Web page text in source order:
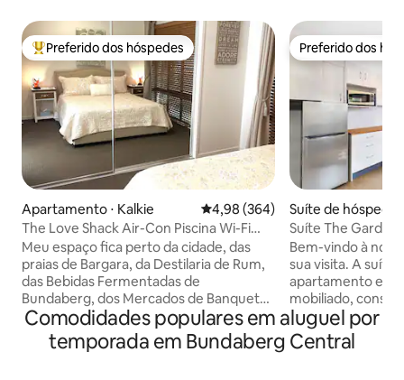
Entre os melhores preferidos dos hóspedes
Preferido dos hóspedes
Apartamento ⋅ Kalkie 4,98 de uma avaliação média de
4,98 (364)
The Love Shack Air-Con Piscina Wi-Fi
Netflix Privado
Meu espaço fica perto da cidade, das
praias de Bargara, da Destilaria de Rum,
das Bebidas Fermentadas de
Bundaberg, dos Mercados de Banquetes
do Rio, do viveiro de tartarugas de Mon
Rops e do melhor restaurante de frutos
do mar do rio, onde você pode jantar ou
Preferido dos
Preferido dos
Suíte de hóspedes
n Heights
Suíte The Garden
Bem-vindo à
sua visita. A suíte Garden é um
apartamento
mobiliado,
com
cozinha de qualidade. Há uma
grande com
Comodidades populares em aluguel por
temporada em Bundaberg Central